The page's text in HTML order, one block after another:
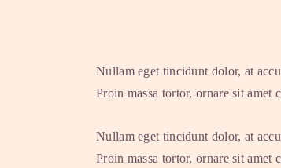
Nullam eget tincidunt dolor, at
Proin massa tortor, ornare sit amet
Nullam eget tincidunt dolor, at
Proin massa tortor, ornare sit amet